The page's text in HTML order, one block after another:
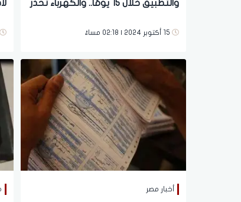
والتطبيق خلال 15 يومًا.. والكهرباء تحذر
15 أكتوبر 2024 | 02:18 مساءً
أخبار مصر